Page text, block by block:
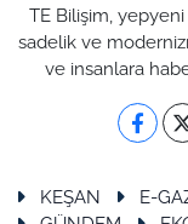
TE Bilişim,
sadelik ve
ve insanlara
KEŞAN E-